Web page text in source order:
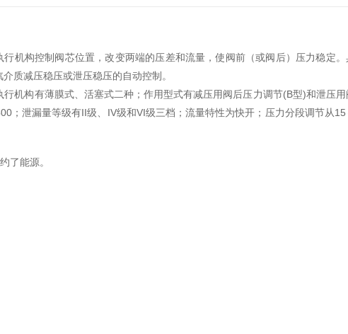
机构控制阀芯位置，改变两端的压差和流量，使阀前（或阀后）压力稳定。
质减压稳压或泄压稳压的自动控制。
机构有薄膜式、活塞式二种；作用型式有减压用阀后压力调节(B型)和泄压用
；泄漏量等级有II级、IV级和VI级三档；流量特性为快开；压力分段调节从15
了能源。